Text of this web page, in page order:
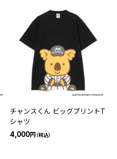
チャンスくん ビッグプリントT
シャツ
4,000円（税込）